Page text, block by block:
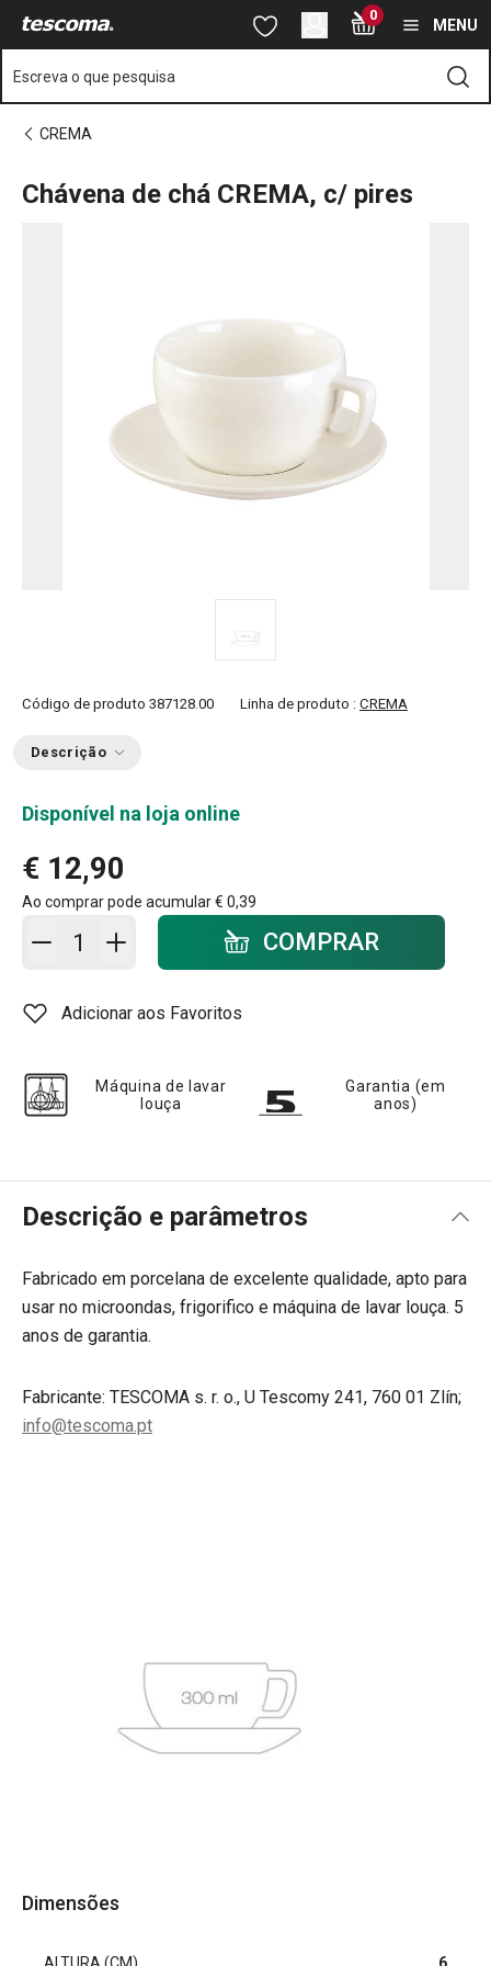
Está na página Chávena de chá CREMA, c/ pires
Saltar para o conteúdo principal
Saltar para a pesquisa
Saltar para a navegação 0
MENU
Escreva o que pesquisa
CREMA
Chávena de chá CREMA, c/ pires
Código de produto 387128.00 Linha de produto : CREMA
Descrição
Disponível na loja online
€ 12,90
Ao comprar pode acumular€ 0,39
Adicionar ao carrinho - quantidadeCOMPRAR
Adicionar aos Favoritos
Máquina de lavar
louça
Garantia (em
anos)
Descrição e parâmetros
Fabricado em porcelana de excelente qualidade, apto para
usar no microondas, frigorifico e máquina de lavar louça. 5
anos de garantia.
Fabricante: TESCOMA s. r. o., U Tescomy 241, 760 01 Zlín;
info@tescoma.pt
Dimensões